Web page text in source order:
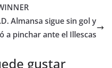
Almansa sigue sin gol y
a pinchar ante el Illescas
gustar